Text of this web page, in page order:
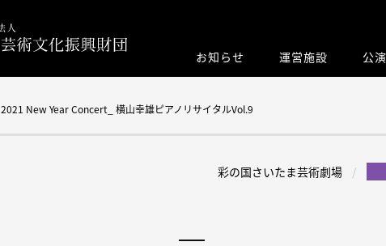
お知らせ 運営施設 公
2021 New Year Concert_ 横山幸雄ピアノリサイタルVol.9
彩の国さいたま芸術劇場